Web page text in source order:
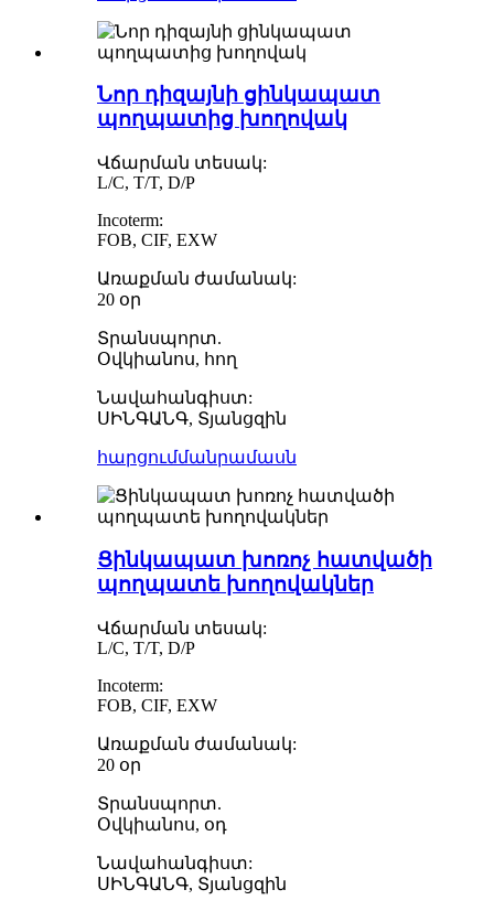
Նոր դիզայնի ցինկապատ
պողպատից խողովակ
Վճարման տեսակ:
L/C, T/T, D/P
Incoterm:
FOB, CIF, EXW
Առաքման ժամանակ:
20 օր
Տրանսպորտ.
Օվկիանոս, հող
Նավահանգիստ:
ՍԻՆԳԱՆԳ, Տյանցզին
հարցումմանրամասն
Ցինկապատ խոռոչ հատվածի
պողպատե խողովակներ
Վճարման տեսակ:
L/C, T/T, D/P
Incoterm:
FOB, CIF, EXW
Առաքման ժամանակ:
20 օր
Տրանսպորտ.
Օվկիանոս, օդ
Նավահանգիստ:
ՍԻՆԳԱՆԳ, Տյանցզին